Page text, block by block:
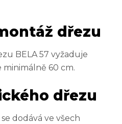
dřezu
BELA 57 vyžaduje
60 cm.
dřezu
dodává ve všech